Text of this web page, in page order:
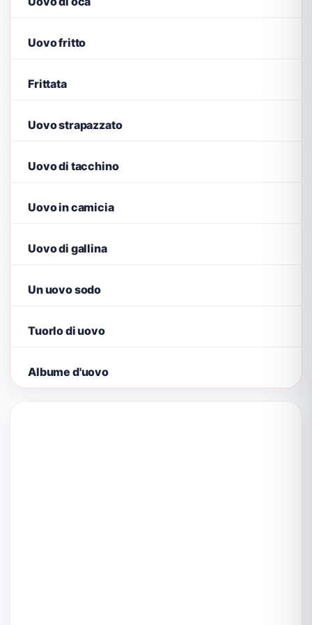
Uovo fritto
Frittata
Uovo strapazzato
Uovo di tacchino
Uovo in camicia
Uovo di gallina
Un uovo sodo
Tuorlo di uovo
Albume d'uovo